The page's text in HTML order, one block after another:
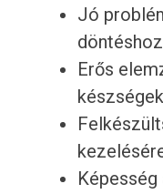
Jó
Erős
készségek